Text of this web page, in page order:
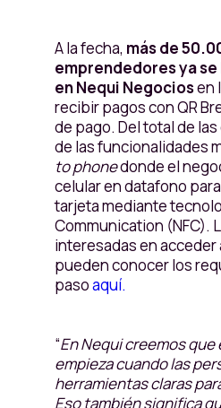
A la fecha, más de
emprendedores ya
en Nequi Negociosen
recibir pagos con QR
de pago. Del total de
de las funcionalidades
to phonedonde el
celular en datafono
tarjeta mediante
Communication (NFC).
interesadas en acceder
pueden conocer los
pasoaquí.
“En Nequi creemos que
empieza cuando las
herramientas claras
Eso también significa